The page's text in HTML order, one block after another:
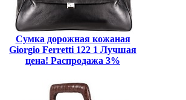
Сумка дорожная кожаная
Giorgio Ferretti 122 1 Лучшая
цена! Распродажа 3%